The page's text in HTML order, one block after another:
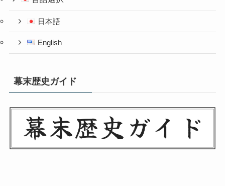
日本語
English
幕末歴史ガイド